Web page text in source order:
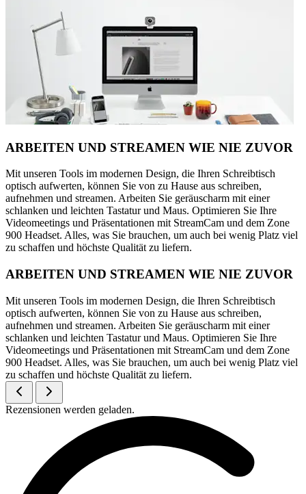
ARBEITEN UND STREAMEN WIE NIE ZUVOR
Mit unseren Tools im modernen Design, die Ihren Schreibtisch
optisch aufwerten, können Sie von zu Hause aus schreiben,
aufnehmen und streamen. Arbeiten Sie geräuscharm mit einer
schlanken und leichten Tastatur und Maus. Optimieren Sie Ihre
Videomeetings und Präsentationen mit StreamCam und dem Zone
900 Headset. Alles, was Sie brauchen, um auch bei wenig Platz viel
zu schaffen und höchste Qualität zu liefern.
ARBEITEN UND STREAMEN WIE NIE ZUVOR
Mit unseren Tools im modernen Design, die Ihren Schreibtisch
optisch aufwerten, können Sie von zu Hause aus schreiben,
aufnehmen und streamen. Arbeiten Sie geräuscharm mit einer
schlanken und leichten Tastatur und Maus. Optimieren Sie Ihre
Videomeetings und Präsentationen mit StreamCam und dem Zone
900 Headset. Alles, was Sie brauchen, um auch bei wenig Platz viel
zu schaffen und höchste Qualität zu liefern.
Rezensionen werden geladen.